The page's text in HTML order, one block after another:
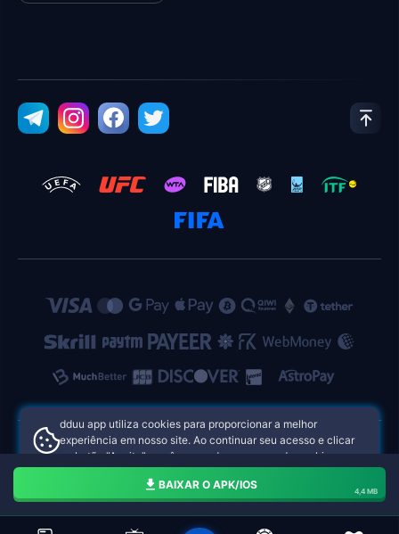
BAIXAR O APK/IOS
4,4 MB
dduu app utiliza cookies para proporcionar a melhor
experiência em nosso site. Ao continuar seu acesso e clicar
no botão "Aceito", você concorda com o uso de cookies.